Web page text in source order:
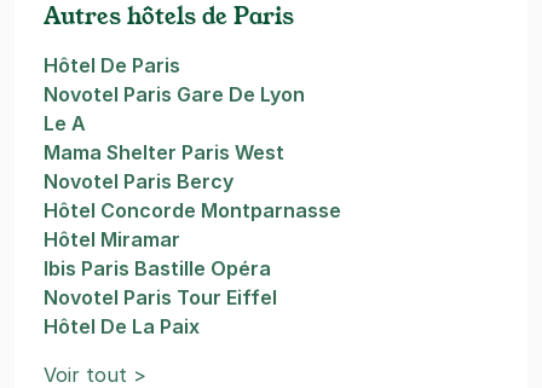
Autres hôtels de Paris
Hôtel De Paris
Novotel Paris Gare De Lyon
Le A
Mama Shelter Paris West
Novotel Paris Bercy
Hôtel Concorde Montparnasse
Hôtel Miramar
Ibis Paris Bastille Opéra
Novotel Paris Tour Eiffel
Hôtel De La Paix
Voir tout >